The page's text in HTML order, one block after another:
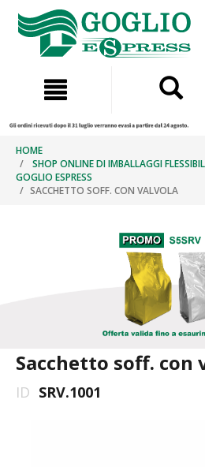
contenuto
HOME
SHOP ONLINE DI IMBALLAGGI
GOGLIO ESPRESS
SACCHETTO SOFF. CON VALVOLA
Sacchetto soff. con
ID SRV.1001